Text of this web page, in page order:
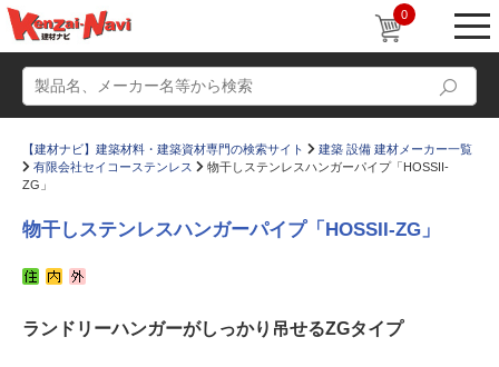
0
動画
かたなび コラム
【建材ナビ】建築材料・建築資材専門の検索サイト
建築 設備 建材メーカー一覧
有限会社セイコーステンレス
物干しステンレスハンガーパイプ「HOSSII-
ZG」
物干しステンレスハンガーパイプ「HOSSII-ZG」
ランドリーハンガーがしっかり吊せるZGタイプ